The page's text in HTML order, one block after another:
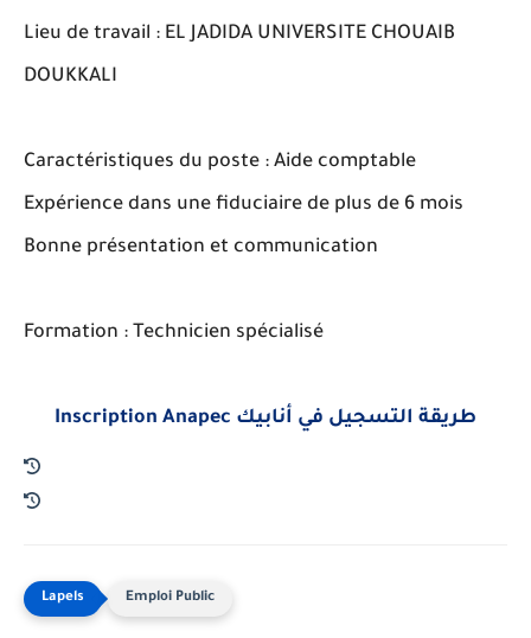
Lieu de travail : EL JADIDA UNIVERSITE CHOUAIB
DOUKKALI
Caractéristiques du poste : Aide comptable
Expérience dans une fiduciaire de plus de 6 mois
Bonne présentation et communication
Formation : Technicien spécialisé
Inscription Anapec طريقة التسجيل في أنابيك
Emploi Public